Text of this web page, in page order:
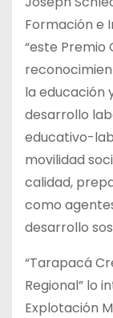
Formación e
“este Premio
la educación
desarrollo
educativo-
movilidad
calidad,
como
desarrollo
“Tarapacá
Regional” lo
Explotación